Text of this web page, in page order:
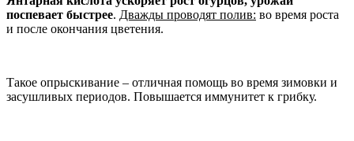
поспевает быстрее. Дважды проводят полив: во время роста
и после окончания цветения.
Такое опрыскивание – отличная помощь во время зимовки и
засушливых периодов. Повышается иммунитет к грибку.